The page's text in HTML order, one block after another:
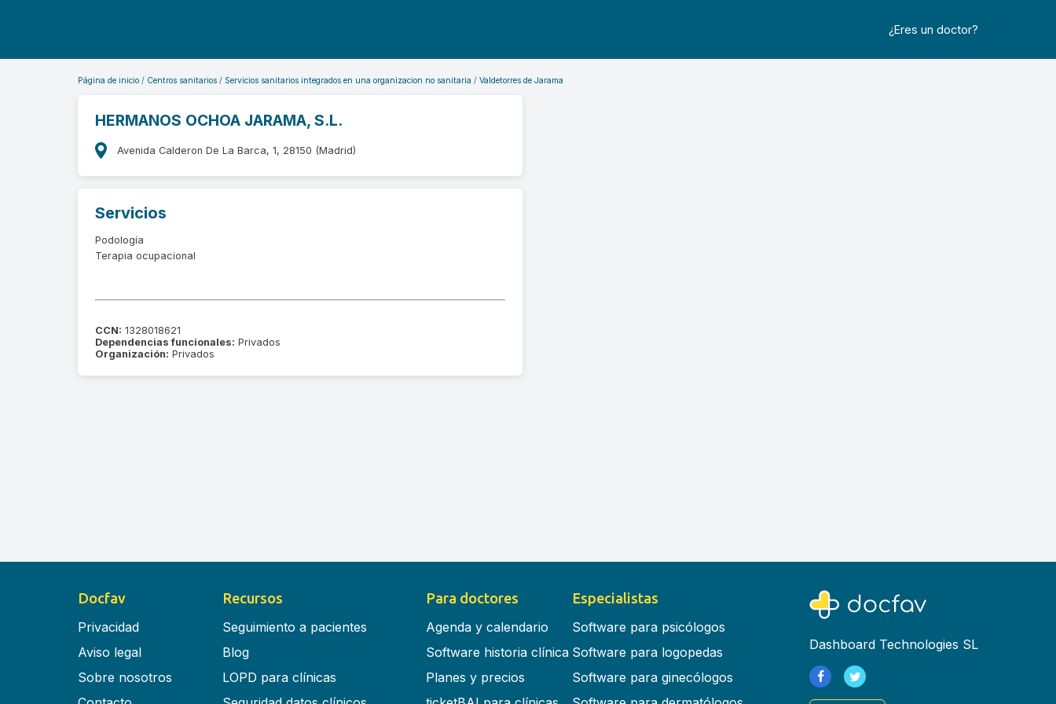
¿Eres un doctor?
Página de inicio Centros sanitarios Servicios sanitarios integrados en una organizacion no sanitaria Valdetorres de Jarama
HERMANOS OCHOA JARAMA, S.L.
Avenida Calderon De La Barca, 1, 28150 (Madrid)
Servicios
Podología
Terapia ocupacional
CCN: 1328018621
Dependencias funcionales: Privados
Organización: Privados
Docfav
Privacidad
Aviso legal
Sobre nosotros
Recursos
Seguimiento a pacientes
Blog
LOPD para clínicas
Para doctores
Agenda y calendario
Software historia clínica
Planes y precios
Especialistas
Software para psicólogos
Software para logopedas
Software para ginecólogos
Dashboard Technologies SL